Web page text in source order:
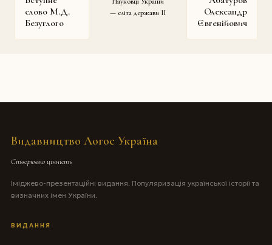
слово М.Д.
Безуглого
— еліта держави II
Олександр
Євгенійович
Видавництво Логос Україна
Створюємо цінність
Іміджево-презентаційні видання. Популяризація української історії та
визначних імен України.
ВИДАННЯ